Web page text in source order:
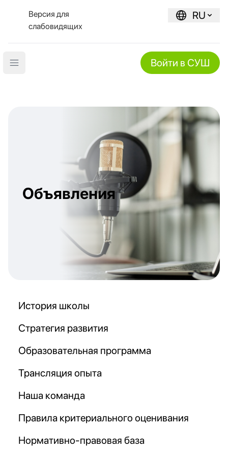
Версия для
слабовидящих
RU
Open main menu Войти в СУШ
Объявления
История школы
Стратегия развития
Образовательная программа
Трансляция опыта
Наша команда
Правила критериального оценивания
Нормативно-правовая база